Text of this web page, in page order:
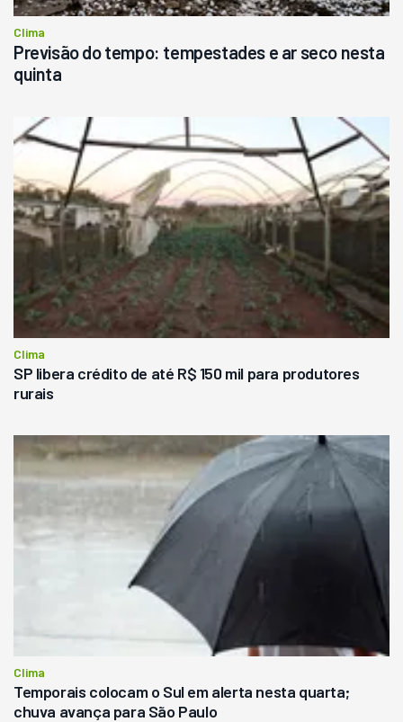
Clima
Previsão do tempo: tempestades e ar seco nesta
quinta
Clima
SP libera crédito de até R$ 150 mil para produtores
rurais
Clima
Temporais colocam o Sul em alerta nesta quarta;
chuva avança para São Paulo